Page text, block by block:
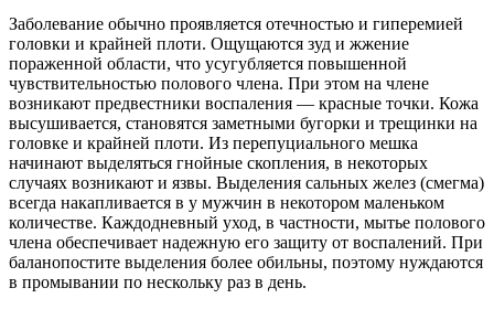
Заболевание обычно проявляется отечностью и гиперемией
головки и крайней плоти. Ощущаются зуд и жжение
пораженной области, что усугубляется повышенной
чувствительностью полового члена. При этом на члене
возникают предвестники воспаления — красные точки. Кожа
высушивается, становятся заметными бугорки и трещинки на
головке и крайней плоти. Из перепуциального мешка
начинают выделяться гнойные скопления, в некоторых
случаях возникают и язвы. Выделения сальных желез (смегма)
всегда накапливается в у мужчин в некотором маленьком
количестве. Каждодневный уход, в частности, мытье полового
члена обеспечивает надежную его защиту от воспалений. При
баланопостите выделения более обильны, поэтому нуждаются
в промывании по нескольку раз в день.